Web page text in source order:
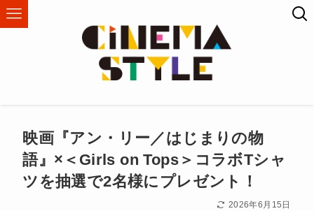
映画『アン・リー／はじまりの物
語』×＜Girls on Tops＞コラボTシャ
ツを抽選で2名様にプレゼント！
2026年6月15日